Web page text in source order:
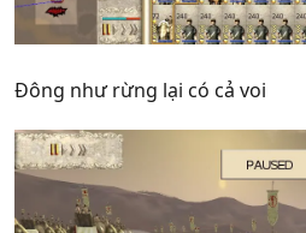
Đông như rừng lại có cả voi